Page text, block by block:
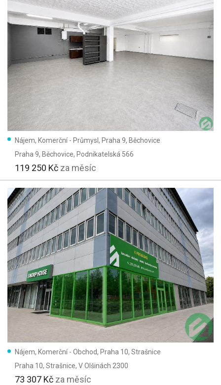
Nájem, Komerční - Průmysl, Praha 9, Běchovice
Praha 9, Běchovice, Podnikatelská 566
119 250 Kč za měsíc
Nájem, Komerční - Obchod, Praha 10, Strašnice
Praha 10, Strašnice, V Olšinách 2300
73 307 Kč za měsíc